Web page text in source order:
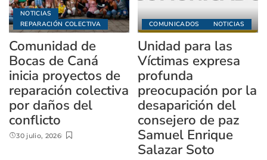
NOTICIAS
REPARACIÓN COLECTIVA
Comunidad de
Bocas de Caná
inicia proyectos de
reparación colectiva
por daños del
conflicto
30 julio, 2026
COMUNICADOS NOTICIAS
Unidad para las
Víctimas expresa
profunda
preocupación por la
desaparición del
consejero de paz
Samuel Enrique
Salazar Soto